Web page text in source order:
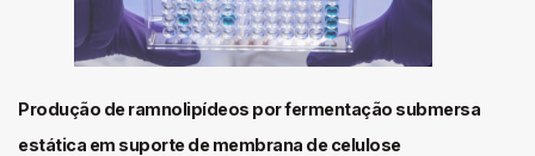
Produção de ramnolipídeos por fermentação submersa
estática em suporte de membrana de celulose